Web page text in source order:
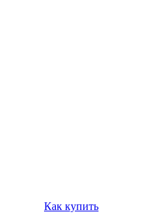
Как купить